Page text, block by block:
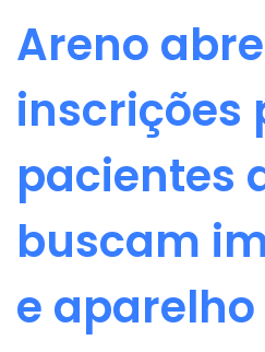
Areno abre
inscrições
pacientes
buscam
e aparelho